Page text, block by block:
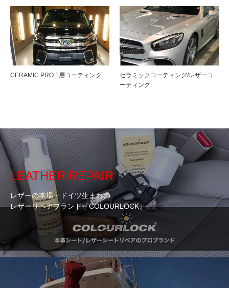
CERAMIC PRO 1層コーティング
セラミックコーティング/レザーコ
ーティング
LEATHER REPAIR
レザーの本場・ドイツ生まれの
レザーリペアブランド『COLOURLOCK』